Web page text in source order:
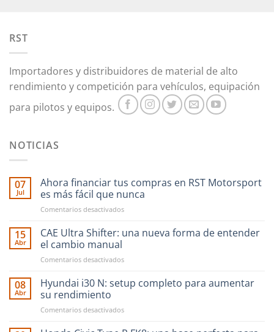
RST
Importadores y distribuidores de material de alto
rendimiento y competición para vehículos, equipación
para pilotos y equipos.
NOTICIAS
07
Jul
Ahora financiar tus compras en RST Motorsport
es más fácil que nunca
Comentarios desactivadosen
financiar
en
Motorsport
fácil
15
Abr
CAE Ultra Shifter: una nueva forma de entender
el cambio manual
Comentarios desactivadosen
Ultra
Shifter:
nueva
08
Abr
Hyundai i30 N: setup completo para aumentar
su rendimiento
Comentarios desactivadosen
i30